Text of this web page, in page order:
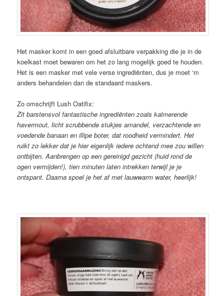
Het masker komt in een goed afsluitbare verpakking die je in de
koelkast moet bewaren om het zo lang mogelijk goed te houden.
Het is een masker met vele verse ingrediënten, dus je moet ‘m
anders behandelen dan de standaard maskers.
Zo omschrijft Lush Oatifix:
Zit barstensvol fantastische ingrediënten zoals kalmerende
havermout, licht scrubbende stukjes amandel, verzachtende en
voedende banaan en illipe boter, dat roodheid vermindert. Het
ruikt zo lekker dat je hier eigenlijk iedere ochtend mee zou willen
ontbijten. Aanbrengen op een gereinigd gezicht (huid rond de
ogen vermijden!), tien minuten laten intrekken terwijl je je
ontspant. Daarna spoel je het af met lauwwarm water, heerlijk!